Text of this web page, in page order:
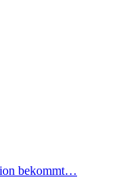
bekommt…